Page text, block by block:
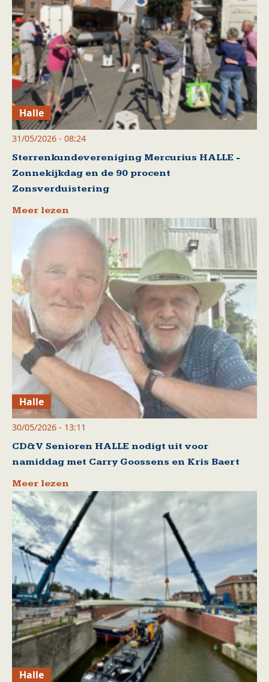
Halle
31/05/2026 - 08:24
Sterrenkundevereniging Mercurius HALLE -
Zonnekijkdag en de 90 procent
Zonsverduistering
Meer lezen
Halle
30/05/2026 - 13:11
CD&V Senioren HALLE nodigt uit voor
namiddag met Carry Goossens en Kris Baert
Meer lezen
Halle